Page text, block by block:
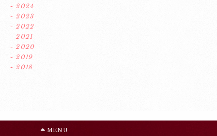
- 2024
- 2023
- 2022
- 2021
- 2020
- 2019
- 2018
MENU